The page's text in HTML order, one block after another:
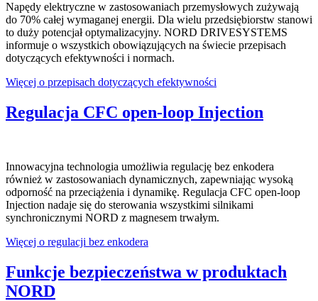
Napędy elektryczne w zastosowaniach przemysłowych zużywają
do 70% całej wymaganej energii. Dla wielu przedsiębiorstw stanowi
to duży potencjał optymalizacyjny. NORD DRIVESYSTEMS
informuje o wszystkich obowiązujących na świecie przepisach
dotyczących efektywności i normach.
Więcej o przepisach dotyczących efektywności
Regulacja CFC open-loop Injection
Innowacyjna technologia umożliwia regulację bez enkodera
również w zastosowaniach dynamicznych, zapewniając wysoką
odporność na przeciążenia i dynamikę. Regulacja CFC open-loop
Injection nadaje się do sterowania wszystkimi silnikami
synchronicznymi NORD z magnesem trwałym.
Więcej o regulacji bez enkodera
Funkcje bezpieczeństwa w produktach
NORD